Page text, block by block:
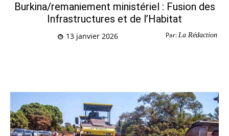
Burkina/remaniement ministériel : Fusion des
Infrastructures et de l’Habitat
Par: La Rédaction
13 janvier 2026